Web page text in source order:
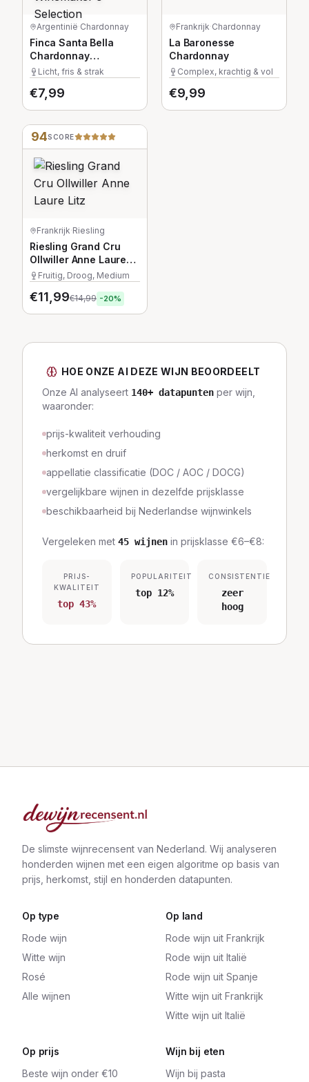
Argentinië·Chardonnay
Finca Santa Bella
Chardonnay
Winemaker's
Selection
Licht, fris & strak
€7,99
Frankrijk·Chardonnay
La Baronesse
Chardonnay
Complex, krachtig & vol
€9,99
94SCORE
Frankrijk·Riesling
Riesling Grand Cru
Ollwiller Anne Laure
LitzFruitig, Droog, Medium
€11,99€14,99 -20%
HOE ONZE AI DEZE WIJN BEOORDEELT
Onze AI analyseert 140+ datapunten per wijn,
waaronder:
prijs-kwaliteit verhouding
herkomst en druif
appellatie classificatie (DOC / AOC / DOCG)
vergelijkbare wijnen in dezelfde prijsklasse
beschikbaarheid bij Nederlandse wijnwinkels
Vergeleken met 45 wijnen in prijsklasse €6–€8:
PRIJS-
KWALITEIT
top 43%
POPULARITEIT
top 12%
CONSISTENTIE
zeer
hoog
De slimste wijnrecensent van Nederland. Wij analyseren
honderden wijnen met een eigen algoritme op basis van
prijs, herkomst, stijl en honderden datapunten.
Op type
Rode wijn
Witte wijn
Rosé
Alle wijnen
Op land
Rode wijn uit Frankrijk
Rode wijn uit Italië
Rode wijn uit Spanje
Witte wijn uit Frankrijk
Witte wijn uit Italië
Op prijs
Beste wijn onder €10
Wijn bij eten
Wijn bij pasta